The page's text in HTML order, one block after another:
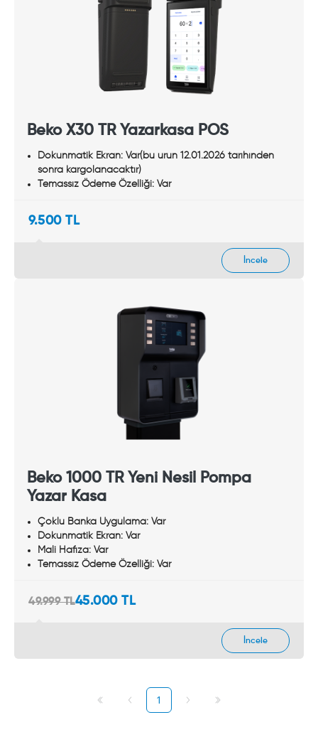
Beko X30 TR Yazarkasa POS
Dokunmatik Ekran: Var(bu urun 12.01.2026 tarıhınden
sonra kargolanacaktır)
Temassız Ödeme Özelliği: Var
9.500 TL
Beko 1000 TR Yeni Nesil Pompa
Yazar Kasa
Çoklu Banka Uygulama: Var
Dokunmatik Ekran: Var
Mali Hafıza: Var
Temassız Ödeme Özelliği: Var
49.999 TL45.000 TL
1